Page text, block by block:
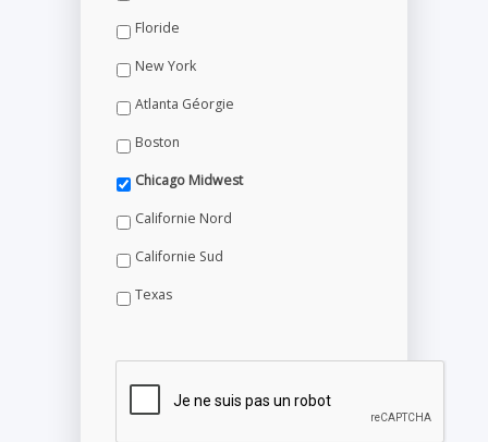
Floride
New York
Atlanta Géorgie
Boston
Chicago Midwest
Californie Nord
Californie Sud
Texas